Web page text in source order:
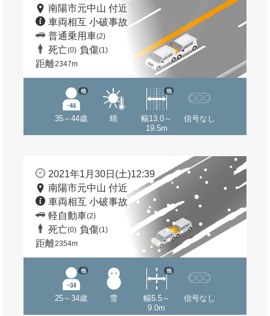
南陽市元中山 付近
車両相互 小破事故
普通乗用車(2)
死亡(0) 負傷(1)
距離2347m
35～44歳
他
晴
幅13.0～
19.5m
他
信号なし
2021年1月30日(土)12:39
南陽市元中山 付近
車両相互 小破事故
軽自動車(2)
死亡(0) 負傷(1)
距離2354m
25～34歳
他
雪
幅5.5～
9.0m
他
信号なし